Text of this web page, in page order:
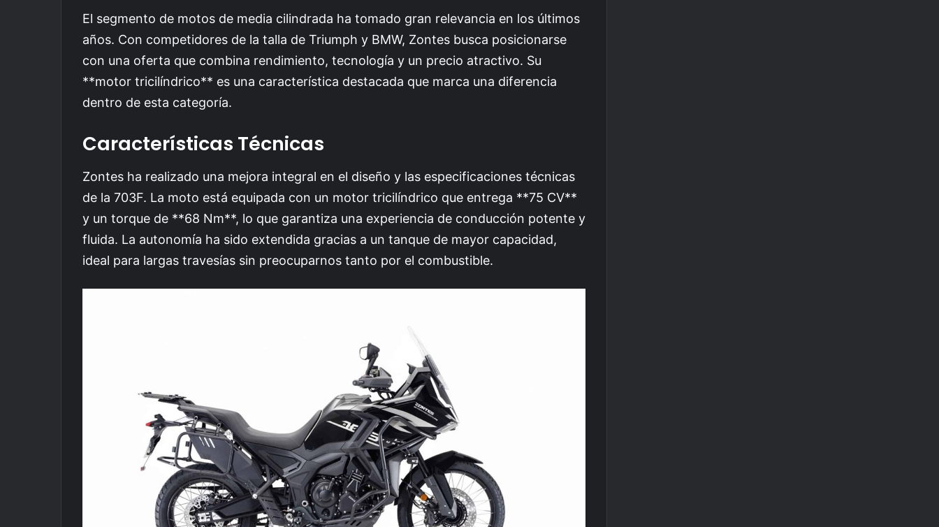
El segmento de motos de media cilindrada ha tomado gran relevancia en los últimos
años. Con competidores de la talla de Triumph y BMW, Zontes busca posicionarse
con una oferta que combina rendimiento, tecnología y un precio atractivo. Su
**motor tricilíndrico** es una característica destacada que marca una diferencia
dentro de esta categoría.
Características Técnicas
Zontes ha realizado una mejora integral en el diseño y las especificaciones técnicas
de la 703F. La moto está equipada con un motor tricilíndrico que entrega **75 CV**
y un torque de **68 Nm**, lo que garantiza una experiencia de conducción potente y
fluida. La autonomía ha sido extendida gracias a un tanque de mayor capacidad,
ideal para largas travesías sin preocuparnos tanto por el combustible.